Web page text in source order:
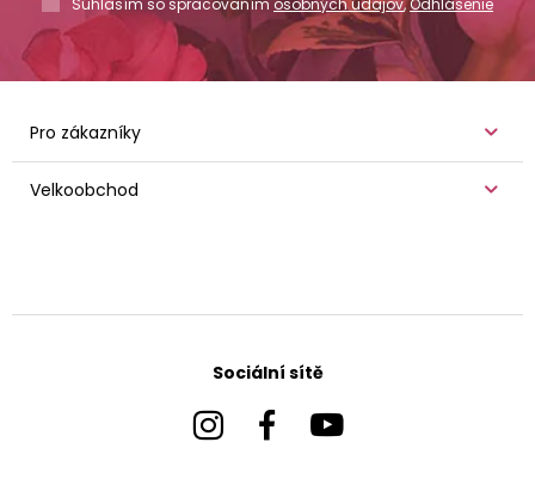
Pro zákazníky
Velkoobchod
Sociální sítě